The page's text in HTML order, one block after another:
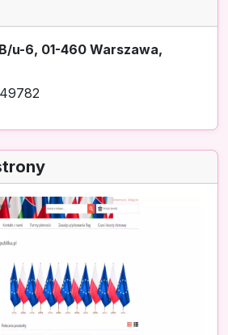
u-6, 01-460 Warszawa,